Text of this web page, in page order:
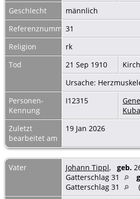
Geschlecht
männlich
Referenznummer31
Religion
rk
Tod
21 Sep 1910
Ursache:
Personen-
Kennung
I12315
Zuletzt
bearbeitet am
19 Jan 2026
Vater Johann Tippl, geb.
Gatterschlag 31
Gatterschlag 31